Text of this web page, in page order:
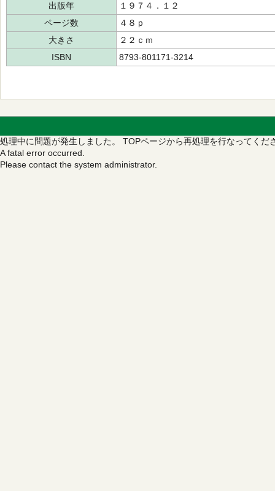
出版年
１９７４．１２
ページ数
４８ｐ
大きさ
２２ｃｍ
ISBN
8793-801171-3214
処理中に問題が発生しました。 TOPページから再処理を行なってくだ
A fatal error occurred.
Please contact the system administrator.